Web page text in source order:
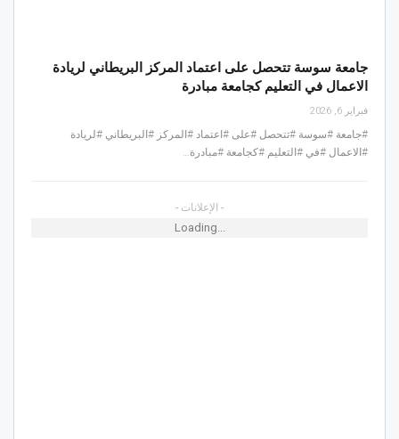
جامعة سوسة تتحصل على اعتماد المركز البريطاني لريادة
الاعمال في التعليم كجامعة مبادرة
فبراير 6, 2026
#جامعة #سوسة #تتحصل #على #اعتماد #المركز #البريطاني #لريادة
#الاعمال #في #التعليم #كجامعة #مبادرة…
- الإعلانات -
Loading...